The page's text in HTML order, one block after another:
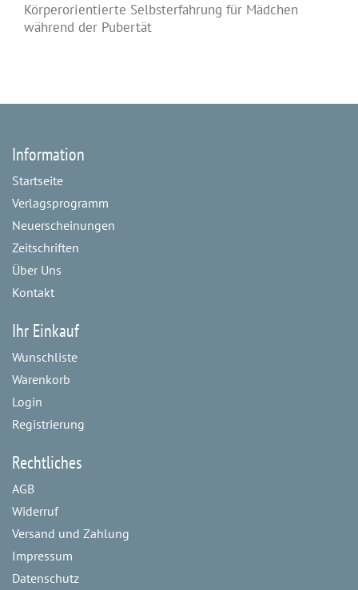
Körperorientierte Selbsterfahrung für Mädchen
während der Pubertät
Information
Startseite
Verlagsprogramm
Neuerscheinungen
Zeitschriften
Über Uns
Kontakt
Ihr Einkauf
Wunschliste
Warenkorb
Login
Registrierung
Rechtliches
AGB
Widerruf
Versand und Zahlung
Impressum
Datenschutz